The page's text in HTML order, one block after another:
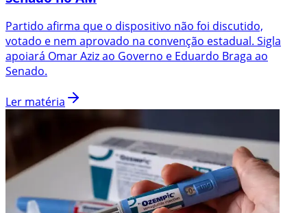
Partido afirma que o dispositivo não foi discutido,
votado e nem aprovado na convenção estadual. Sigla
apoiará Omar Aziz ao Governo e Eduardo Braga ao
Senado.
Ler matéria